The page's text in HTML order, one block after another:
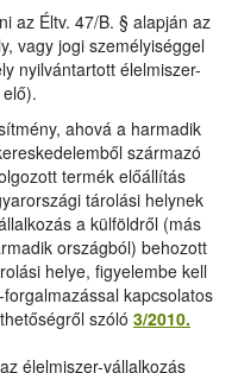
az Éltv. 47/B. § alapján az
vagy jogi személyiséggel
nyilvántartott élelmiszer-
ahová a harmadik
származó
termék előállítás
tárolási helynek
a külföldről (más
országból) behozott
helye, figyelembe kell
kapcsolatos
szóló 3/2010.
élelmiszer-vállalkozás